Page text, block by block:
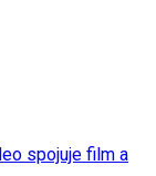
spojuje film a